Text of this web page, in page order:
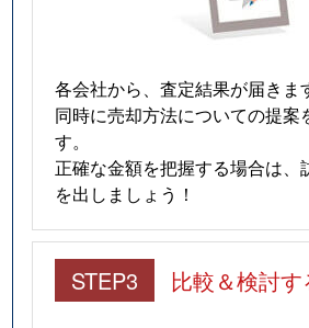
各会社から、査定結果が届きま
同時に売却方法についての提案
す。
正確な金額を把握する場合は、
を出しましょう！
STEP3 比較＆検討す